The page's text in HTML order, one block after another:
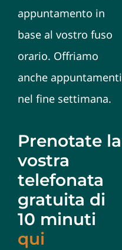
appuntamento in
base al vostro fuso
orario. Offriamo
anche appuntamenti
nel fine settimana.
Prenotate la
vostra
telefonata
gratuita di
10 minuti
qui